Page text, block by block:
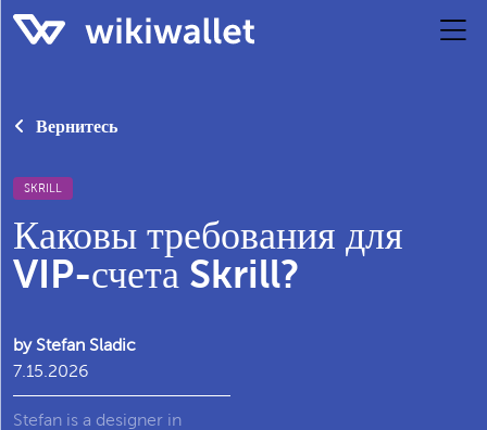
by Stefan Sladic
7.15.2026
Stefan is a designer in
Вернитесь
SKRILL
Каковы требования для
VIP-счета Skrill?